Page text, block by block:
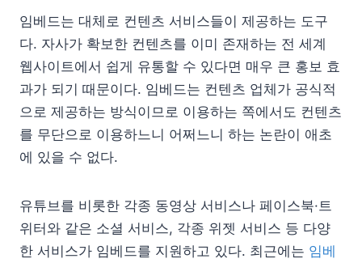
임베드는 대체로 컨텐츠 서비스들이 제공하는 도구
다. 자사가 확보한 컨텐츠를 이미 존재하는 전 세계
웹사이트에서 쉽게 유통할 수 있다면 매우 큰 홍보 효
과가 되기 때문이다. 임베드는 컨텐츠 업체가 공식적
으로 제공하는 방식이므로 이용하는 쪽에서도 컨텐츠
를 무단으로 이용하느니 어쩌느니 하는 논란이 애초
에 있을 수 없다.
유튜브를 비롯한 각종 동영상 서비스나 페이스북·트
위터와 같은 소셜 서비스, 각종 위젯 서비스 등 다양
한 서비스가 임베드를 지원하고 있다. 최근에는 임베